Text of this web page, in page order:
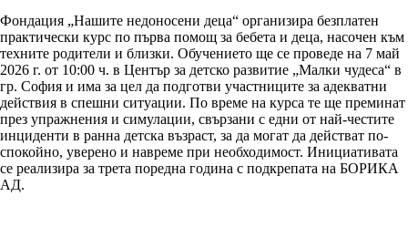
Фондация „Нашите недоносени деца“ организира безплатен
практически курс по първа помощ за бебета и деца, насочен към
техните родители и близки. Обучението ще се проведе на 7 май
2026 г. от 10:00 ч. в Център за детско развитие „Малки чудеса“ в
гр. София и има за цел да подготви участниците за адекватни
действия в спешни ситуации. По време на курса те ще преминат
през упражнения и симулации, свързани с едни от най-честите
инциденти в ранна детска възраст, за да могат да действат по-
спокойно, уверено и навреме при необходимост. Инициативата
се реализира за трета поредна година с подкрепата на БОРИКА
АД.